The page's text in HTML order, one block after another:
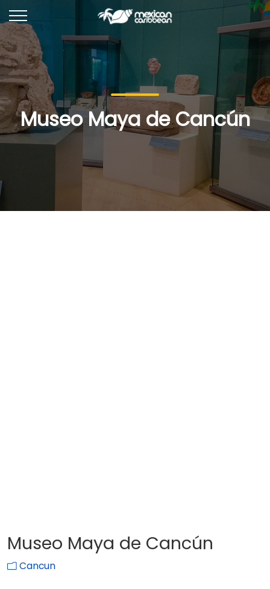
Museo Maya de Cancún
Museo Maya de Cancún
Cancun